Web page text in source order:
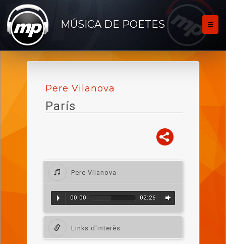
MÚSICA DE POETES
Pere Vilanova
París
Pere Vilanova
00:00 02:26
Links d'interès